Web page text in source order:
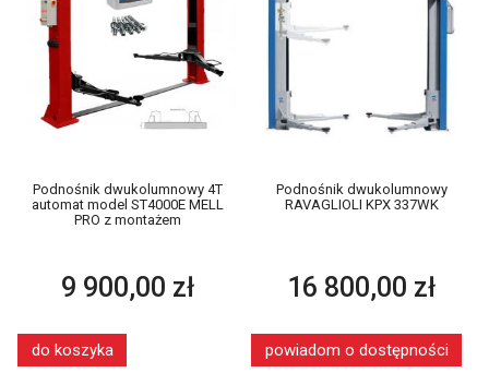
Podnośnik dwukolumnowy 4T
automat model ST4000E MELL
PRO z montażem
9 900,00 zł
do koszyka
Podnośnik dwukolumnowy
RAVAGLIOLI KPX 337WK
16 800,00 zł
powiadom o dostępności